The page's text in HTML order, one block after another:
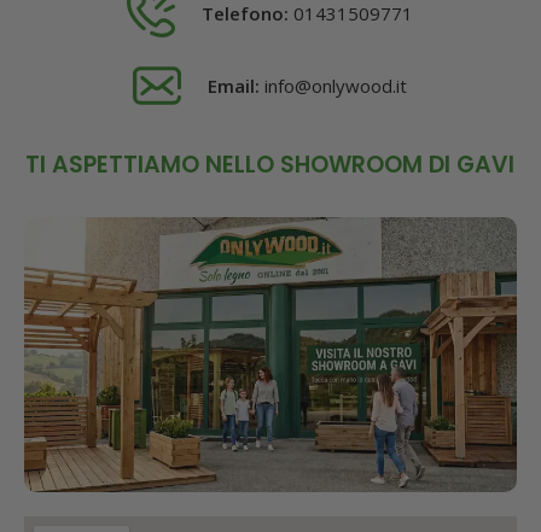
Telefono: 01431509771
Email: info@onlywood.it
TI ASPETTIAMO NELLO SHOWROOM DI GAVI